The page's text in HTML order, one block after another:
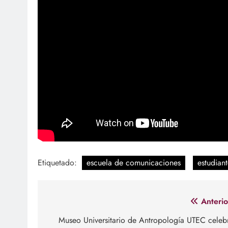
Etiquetado: escuela de comunicaciones
deMuseo Universitario de Antropología UTEC